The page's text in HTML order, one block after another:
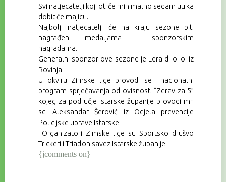
Svi natjecatelji koji otrče minimalno sedam utrka
dobit će majicu.
Najbolji natjecatelji će na kraju sezone biti
nagrađeni medaljama i sponzorskim
nagradama.
Generalni sponzor ove sezone je Lera d. o. o. iz
Rovinja.
U okviru Zimske lige provodi se nacionalni
program sprječavanja od ovisnosti “Zdrav za 5”
kojeg za područje Istarske županije provodi mr.
sc. Aleksandar Šerović iz Odjela prevencije
Policijske uprave Istarske.
Organizatori Zimske lige su Sportsko drušvo
Trickeri i Triatlon savez Istarske županije.
{jcomments on}